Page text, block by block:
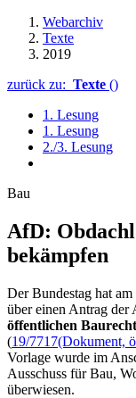
Webarchiv
Texte
2019
zurück zu: Texte ()
1. Lesung
1. Lesung
2./3. Lesung
Bau
AfD:
bekämpfen
Der Bundestag hat am
über einen Antrag
öffentlichen
(19/7717(Dokument,
Vorlage wurde im
Ausschuss für Bau,
überwiesen.